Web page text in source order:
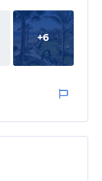
Das
vor Ort und
im Hotel
Die
+6